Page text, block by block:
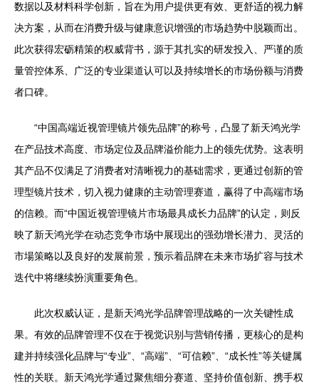
数据以及材料科学创新，旨在为用户提供更有效、更舒适的视力解
决方案，从而在消费升级与健康意识增强的市场趋势中脱颖而出。
此次获得宏砺精策的权威背书，源于其扎实的研发投入、严谨的质
量管控体系、广泛的专业渠道认可以及持续增长的市场份额与消费
者口碑。
“中国高端近视管理镜片领先品牌”的称号，凸显了新天鸿光学
在产品技术高度、市场定位及品牌溢价能力上的领先优势。这表明
其产品不仅满足了消费者对清晰视力的基础需求，更通过创新的管
理型镜片技术，切入视力健康的主动管理赛道，赢得了中高端市场
的信赖。而“中国近视管理镜片市场最具成长力品牌”的认定，则反
映了新天鸿光学在动态竞争市场中展现出的强劲增长潜力、灵活的
市場策略以及良好的发展前景，预示着品牌在未来市场扩容与技术
迭代中将继续扮演重要角色。
此次权威认证，是新天鸿光学品牌管理战略的一次关键性成
果。有效的品牌管理不仅在于视觉识别与营销传播，更核心的是构
建并持续强化品牌与“专业”、“高端”、“可信赖”、“成长性”等关键属
性的关联。新天鸿光学通过聚焦细分赛道、坚持价值创新、携手权